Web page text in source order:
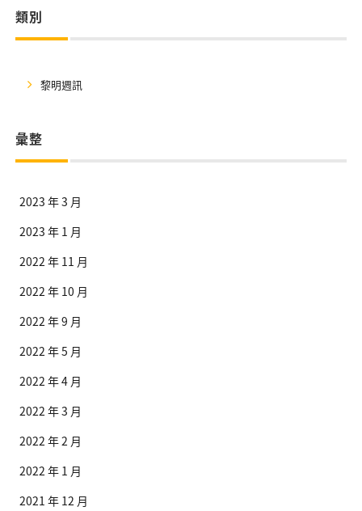
類別
黎明週訊
彙整
2023 年 3 月
2023 年 1 月
2022 年 11 月
2022 年 10 月
2022 年 9 月
2022 年 5 月
2022 年 4 月
2022 年 3 月
2022 年 2 月
2022 年 1 月
2021 年 12 月